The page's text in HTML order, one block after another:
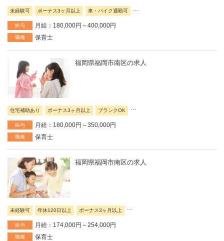
未経験可 ボーナス3ヶ月以上 車・バイク通勤可 ...
給与 月給：180,000円～400,000円
職種 保育士
福岡県福岡市南区の求人
住宅補助あり ボーナス3ヶ月以上 ブランクOK ...
給与 月給：180,000円～350,000円
職種 保育士
福岡県福岡市南区の求人
未経験可 年休120日以上 ボーナス3ヶ月以上
給与 月給：174,000円～254,000円
職種 保育士